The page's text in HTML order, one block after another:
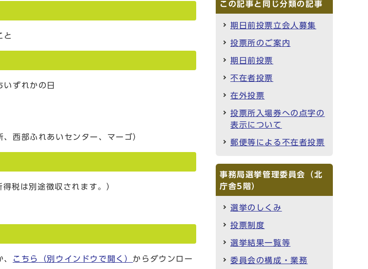
と
ずれかの日
部ふれあいセンター、マーゴ）
税は別途徴収されます。）
こちら （別ウインドウで開く） からダウンロー
この記事と同じ分類の記事
期日前投票立会人募集
投票所のご案内
期日前投票
不在者投票
在外投票
投票所入場券への点字の
表示について
郵便等による不在者投票
事務局選挙管理委員会（北
庁舎5階）
選挙のしくみ
投票制度
選挙結果一覧等
委員会の構成・業務